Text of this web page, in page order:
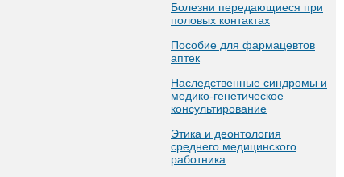
Болезни передающиеся при
половых контактах
Пособие для фармацевтов
аптек
Наследственные синдромы и
медико-генетическое
консультирование
Этика и деонтология
среднего медицинского
работника